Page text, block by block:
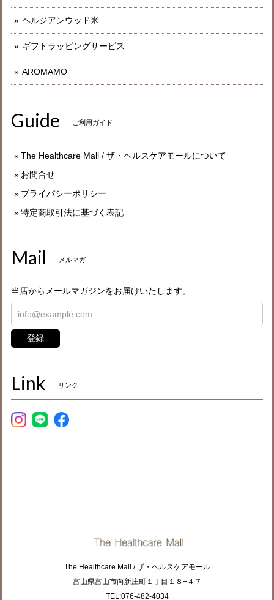
ヘルジアンウッド米
ギフトラッピングサービス
AROMAMO
Guide ご利用ガイド
The Healthcare Mall / ザ・ヘルスケアモールについて
お問合せ
プライバシーポリシー
特定商取引法に基づく表記
Mail メルマガ
当店からメールマガジンをお届けいたします。
登録
Link リンク
The Healthcare Mall / ザ・ヘルスケアモール
富山県富山市向新庄町１丁目１８−４７
TEL:076-482-4034